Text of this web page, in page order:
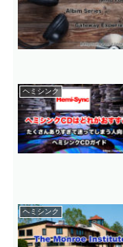
ヘミシンク
ヘミシンク